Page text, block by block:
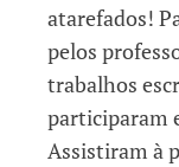
atarefados!
pelos
trabalhos
participaram
Assistiram à